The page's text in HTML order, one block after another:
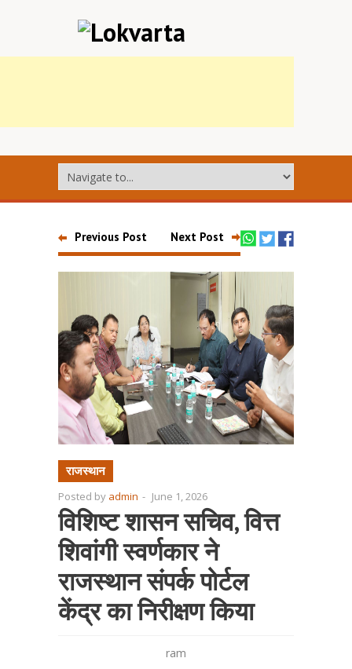
Previous Post Next Post
राजस्थान
Posted by admin - June 1, 2026
विशिष्ट शासन सचिव, वित्त
शिवांगी स्वर्णकार ने
राजस्थान संपर्क पोर्टल
केंद्र का निरीक्षण किया
ram